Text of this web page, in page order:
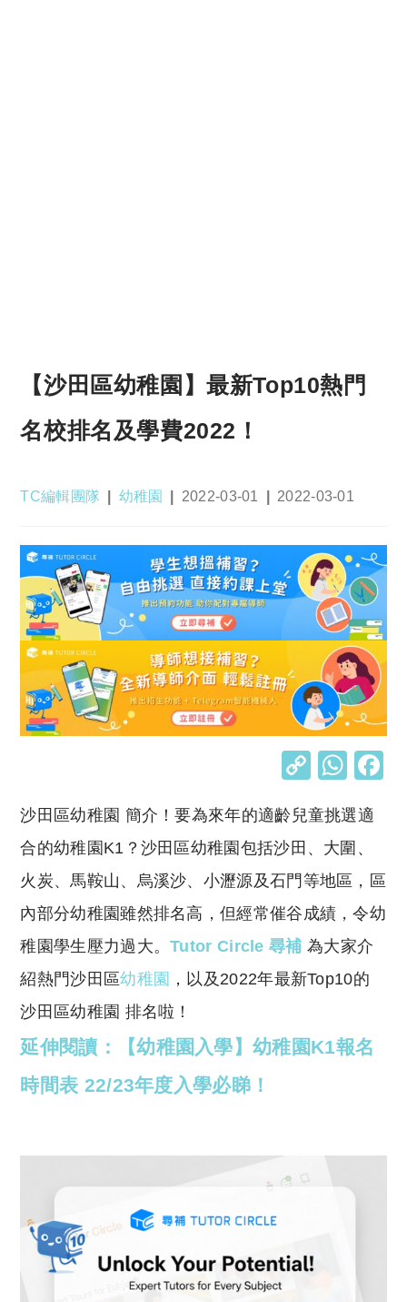
【沙田區幼稚園】最新Top10熱門
名校排名及學費2022！
Post
TC編輯團隊
Post
幼稚園
Post
2022-03-01
Post
2022-03-01
C
p
y
Li
n
k
W
at
s
A
p
p
沙田區幼稚園 簡介！要為來年的適齡兒童挑選適
合的幼稚園K1？沙田區幼稚園包括沙田、大圍、
火炭、馬鞍山、烏溪沙、小瀝源及石門等地區，區
內部分幼稚園雖然排名高，但經常催谷成績，令幼
稚園學生壓力過大。Tutor Circle 尋補 為大家介
紹熱門沙田區幼稚園 ，以及2022年最新Top10的
沙田區幼稚園 排名啦！
延伸閱讀：【幼稚園入學】幼稚園K1報名
時間表 22/23年度入學必睇！